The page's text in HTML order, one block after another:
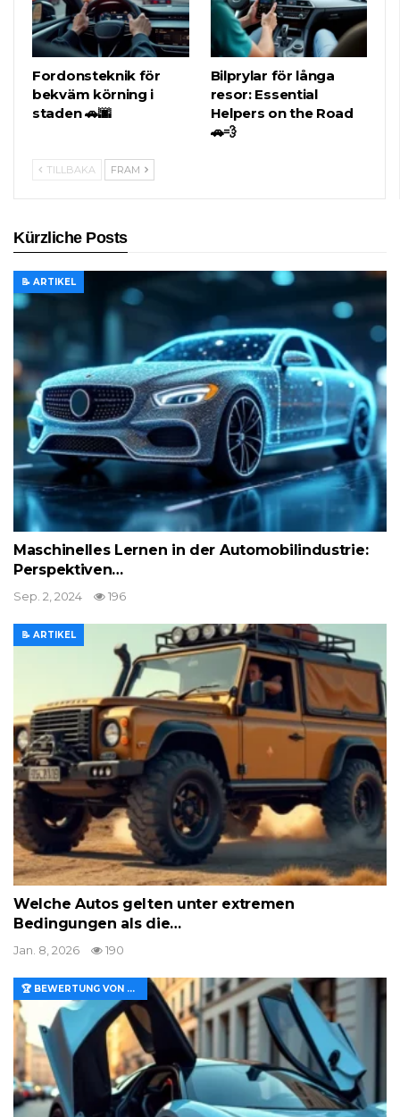
Fordonsteknik för
bekväm körning i
staden 🚗🌆
Bilprylar för långa
resor: Essential
Helpers on the Road
🚗💨
TILLBAKA FRAM
Kürzliche Posts
📝 ARTIKEL
Maschinelles Lernen in der Automobilindustrie:
Perspektiven…
Sep. 2, 2024 196
📝 ARTIKEL
Welche Autos gelten unter extremen
Bedingungen als die…
Jan. 8, 2026 190
🏆 BEWERTUNG VON MERKMALEN UND WERT